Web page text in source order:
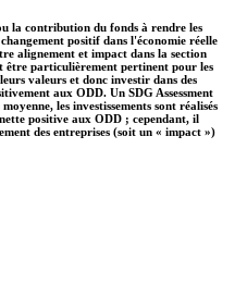
la contribution du fonds à rendre les
positif dans l'économie réelle
alignement et impact dans la section
être particulièrement pertinent pour les
valeurs et donc investir dans des
aux ODD. Un SDG Assessment
les investissements sont réalisés
positive aux ODD ; cependant, il
des entreprises (soit un « impact »)